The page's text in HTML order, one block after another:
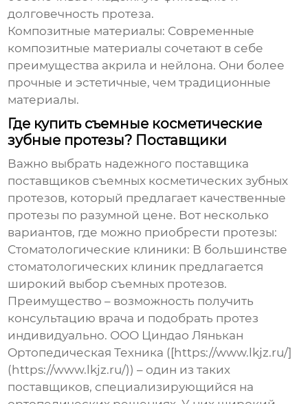
долговечность протеза.
Композитные материалы: Современные
композитные материалы сочетают в себе
преимущества акрила и нейлона. Они более
прочные и эстетичные, чем традиционные
материалы.
Где купить съемные косметические
зубные протезы? Поставщики
Важно выбрать надежного поставщика
поставщиков съемных косметических зубных
протезов, который предлагает качественные
протезы по разумной цене. Вот несколько
вариантов, где можно приобрести протезы:
Стоматологические клиники: В большинстве
стоматологических клиник предлагается
широкий выбор съемных протезов.
Преимущество – возможность получить
консультацию врача и подобрать протез
индивидуально. ООО Циндао Лянькан
Ортопедическая Техника ([https://www.lkjz.ru/]
(https://www.lkjz.ru/)) – один из таких
поставщиков, специализирующийся на